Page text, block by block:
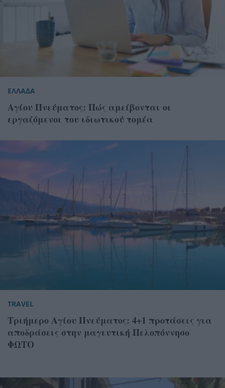
ΕΛΛΑΔΑ
Αγίου Πνεύματος: Πώς αμείβονται οι
εργαζόμενοι του ιδιωτικού τομέα
TRAVEL
Τριήμερο Αγίου Πνεύματος: 4+1 προτάσεις για
αποδράσεις στην μαγευτική Πελοπόννησο
ΦΩΤΟ